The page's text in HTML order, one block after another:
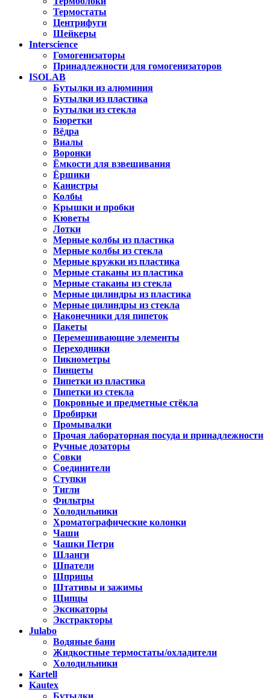
Термостаты
Центрифуги
Шейкеры
Interscience
Гомогенизаторы
Принадлежности для гомогенизаторов
ISOLAB
Бутылки из алюминия
Бутылки из пластика
Бутылки из стекла
Бюретки
Вёдра
Виалы
Воронки
Ёмкости для взвешивания
Ёршики
Канистры
Колбы
Крышки и пробки
Кюветы
Лотки
Мерные колбы из пластика
Мерные колбы из стекла
Мерные кружки из пластика
Мерные стаканы из пластика
Мерные стаканы из стекла
Мерные цилиндры из пластика
Мерные цилиндры из стекла
Наконечники для пипеток
Пакеты
Перемешивающие элементы
Переходники
Пикнометры
Пинцеты
Пипетки из пластика
Пипетки из стекла
Покровные и предметные стёкла
Пробирки
Промывалки
Прочая лабораторная посуда и принадлежности
Ручные дозаторы
Совки
Соединители
Ступки
Тигли
Фильтры
Холодильники
Хроматографические колонки
Чаши
Чашки Петри
Шланги
Шпатели
Шприцы
Штативы и зажимы
Щипцы
Эксикаторы
Экстракторы
Julabo
Водяные бани
Жидкостные термостаты/охладители
Холодильники
Kartell
Kautex
Бутылки